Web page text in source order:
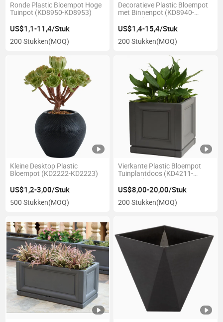
Ronde Plastic Bloempot Hoge
Tuinpot (KD8950-KD8953)
US$1,1-11,4/Stuk
200 Stukken(MOQ)
Decoratieve Plastic Bloempot
met Binnenpot (KD8940-
KD8943)
US$1,4-15,4/Stuk
200 Stukken(MOQ)
Kleine Desktop Plastic
Bloempot (KD2222-KD2223)
US$1,2-3,00/Stuk
500 Stukken(MOQ)
Vierkante Plastic Bloempot
Tuinplantdoos (KD4211-
KD4221)
US$8,00-20,00/Stuk
200 Stukken(MOQ)